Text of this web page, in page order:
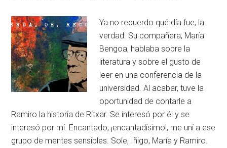
Ya no recuerdo qué día fue, la
verdad. Su compañera, María
Bengoa, hablaba sobre la
literatura y sobre el gusto de
leer en una conferencia de la
universidad. Al acabar, tuve la
oportunidad de contarle a
Ramiro la historia de Ritxar. Se interesó por él y se
interesó por mí. Encantado, ¡encantadísimo!, me uní a ese
grupo de mentes sensibles. Sole, Iñigo, María y Ramiro.